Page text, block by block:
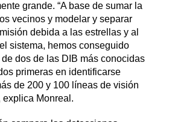
grande. “A base de sumar la
vecinos y modelar y separar
debida a las estrellas y al
sistema, hemos conseguido
dos de las DIB más conocidas
primeras en identificarse
de 200 y 100 líneas de visión
explica Monreal.